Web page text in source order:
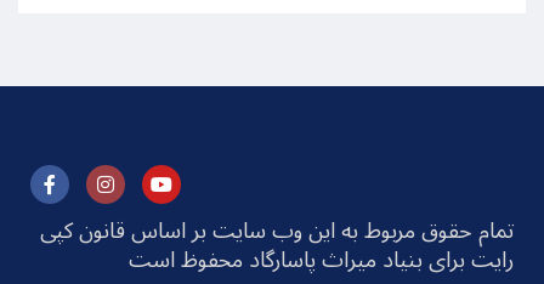
تمام حقوق مربوط به این وب سایت بر اساس قانون کپی
رایت برای بنیاد میراث پاسارگاد محفوظ است